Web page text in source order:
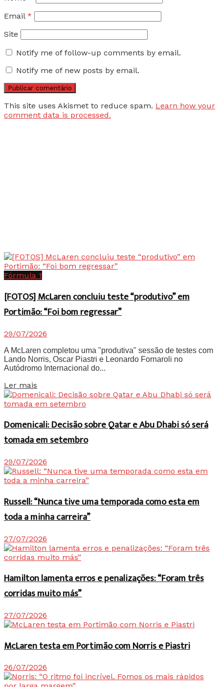
Email *
Site
Notify me of follow-up comments by email.
Notify me of new posts by email.
This site uses Akismet to reduce spam. Learn how your
comment data is processed.
Fórmula 1
[FOTOS] McLaren concluiu teste “produtivo” em
Portimão: “Foi bom regressar”
29/07/2026
A McLaren completou uma "produtiva" sessão de testes com
Lando Norris, Oscar Piastri e Leonardo Fornaroli no
Autódromo Internacional do...
Ler mais
Domenicali: Decisão sobre Qatar e Abu Dhabi só será
tomada em setembro
29/07/2026
Russell: “Nunca tive uma temporada como esta em
toda a minha carreira”
27/07/2026
Hamilton lamenta erros e penalizações: “Foram três
corridas muito más”
27/07/2026
McLaren testa em Portimão com Norris e Piastri
26/07/2026